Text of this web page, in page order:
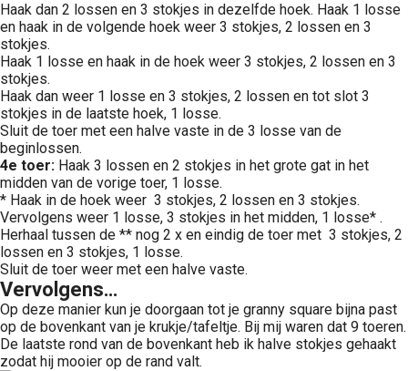
Haak dan 2 lossen en 3 stokjes in dezelfde hoek. Haak 1 losse
en haak in de volgende hoek weer 3 stokjes, 2 lossen en 3
stokjes.
Haak 1 losse en haak in de hoek weer 3 stokjes, 2 lossen en 3
stokjes.
Haak dan weer 1 losse en 3 stokjes, 2 lossen en tot slot 3
stokjes in de laatste hoek, 1 losse.
Sluit de toer met een halve vaste in de 3 losse van de
beginlossen.
4e toer: Haak 3 lossen en 2 stokjes in het grote gat in het
midden van de vorige toer, 1 losse.
* Haak in de hoek weer 3 stokjes, 2 lossen en 3 stokjes.
Vervolgens weer 1 losse, 3 stokjes in het midden, 1 losse* .
Herhaal tussen de ** nog 2 x en eindig de toer met 3 stokjes, 2
lossen en 3 stokjes, 1 losse.
Sluit de toer weer met een halve vaste.
Vervolgens…
Op deze manier kun je doorgaan tot je granny square bijna past
op de bovenkant van je krukje/tafeltje. Bij mij waren dat 9 toeren.
De laatste rond van de bovenkant heb ik halve stokjes gehaakt
zodat hij mooier op de rand valt.